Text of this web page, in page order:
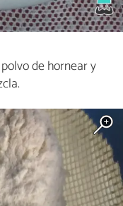
de hornear y